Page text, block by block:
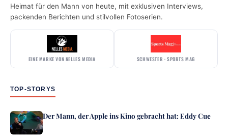
Heimat für den Mann von heute, mit exklusiven Interviews,
packenden Berichten und stilvollen Fotoserien.
EINE MARKE VON NELLES MEDIA SCHWESTER · SPORTS MAG
TOP-STORYS
Der Mann, der Apple ins Kino gebracht hat: Eddy Cue